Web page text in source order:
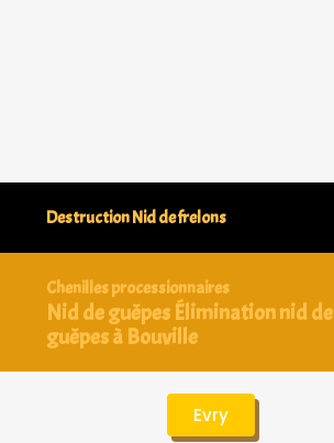
Destruction Nid de frelons
Chenilles processionnaires
Nid de guêpes Élimination nid de
guêpes à Bouville
Evry